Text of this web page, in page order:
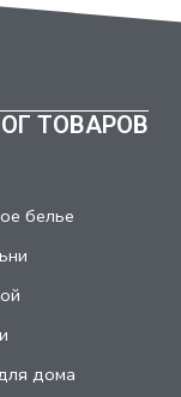
ТОВАРОВ
белье
дома